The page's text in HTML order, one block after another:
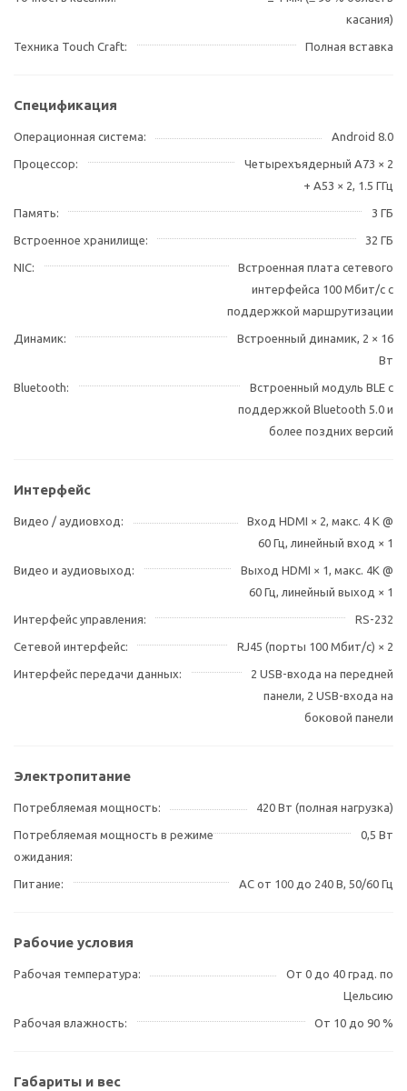
касания)
Техника Touch Craft Полная вставка
Спецификация
Операционная система Android 8.0
Процессор
Четырехъядерный A73 × 2
+ A53 × 2, 1.5 ГГц
Память 3 ГБ
Встроенное хранилище 32 ГБ
NIC
Встроенная плата сетевого
интерфейса 100 Мбит/с с
поддержкой маршрутизации
Динамик
Встроенный динамик, 2 × 16
Вт
Bluetooth
Встроенный модуль BLE с
поддержкой Bluetooth 5.0 и
более поздних версий
Интерфейс
Видео / аудиовход
Вход HDMI × 2, макс. 4 K @
60 Гц, линейный вход × 1
Видео и аудиовыход
Выход HDMI × 1, макс. 4K @
60 Гц, линейный выход × 1
Интерфейс управления RS-232
Сетевой интерфейс RJ45 (порты 100 Мбит/с) × 2
Интерфейс передачи данных
2 USB-входа на передней
панели, 2 USB-входа на
боковой панели
Электропитание
Потребляемая мощность 420 Вт (полная нагрузка)
Потребляемая мощность в режиме
ожидания
0,5 Вт
Питание AC от 100 до 240 В, 50/60 Гц
Рабочие условия
Рабочая температура
От 0 до 40 град. по
Цельсию
Рабочая влажность От 10 до 90 %
Габариты и вес